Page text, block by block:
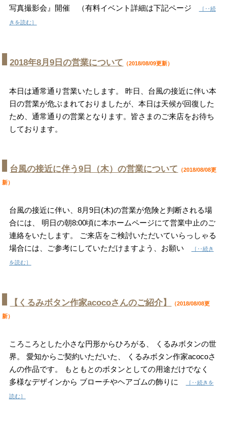
写真撮影会』開催 （有料イベント詳細は下記ページ
［‥続
きを読む］
2018年8月9日の営業について （2018/08/09更新）
本日は通常通り営業いたします。 昨日、台風の接近に伴い本
日の営業が危ぶまれておりましたが、本日は天候が回復した
ため、通常通りの営業となります。皆さまのご来店をお待ち
しております。
台風の接近に伴う9日（木）の営業について （2018/08/08更
新）
台風の接近に伴い、8月9日(木)の営業が危険と判断される場
合には、 明日の朝8:00頃に本ホームページにて営業中止のご
連絡をいたします。 ご来店をご検討いただいていらっしゃる
場合には、ご参考にしていただけますよう、お願い
［‥続き
を読む］
【くるみボタン作家acocoさんのご紹介】 （2018/08/08更
新）
ころころとした小さな円形からひろがる、 くるみボタンの世
界。 愛知からご契約いただいた、 くるみボタン作家acocoさ
んの作品です。 もともとのボタンとしての用途だけでなく
多様なデザインから ブローチやヘアゴムの飾りに
［‥続きを
読む］